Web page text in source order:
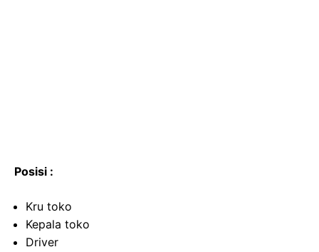
Posisi :
Kru toko
Kepala toko
Driver